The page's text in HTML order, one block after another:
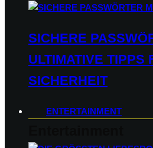
SICHERE
ULTIMATIVE TIPPS
SICHERHEIT
ENTERTAINMENT